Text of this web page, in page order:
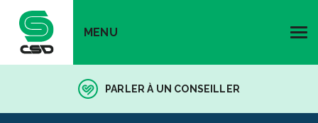
MENU
PARLER À UN CONSEILLER